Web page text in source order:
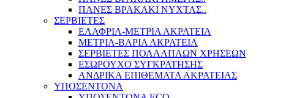
ΠΑΝΕΣ ΒΡΑΚΑΚΙ ΝΥΧΤΑΣ..
ΣΕΡΒΙΕΤΕΣ
ΕΛΑΦΡΙΑ-ΜΕΤΡΙΑ ΑΚΡΑΤΕΙΑ
ΜΕΤΡΙΑ-ΒΑΡΙΑ ΑΚΡΑΤΕΙΑ
ΣΕΡΒΙΕΤΕΣ ΠΟΛΛΑΠΛΩΝ ΧΡΗΣΕΩΝ
ΕΣΩΡΟΥΧΟ ΣΥΓΚΡΑΤΗΣΗΣ
ΑΝΔΡΙΚΑ ΕΠΙΘΕΜΑΤΑ ΑΚΡΑΤΕΙΑΣ
ΥΠΟΣΕΝΤΟΝΑ